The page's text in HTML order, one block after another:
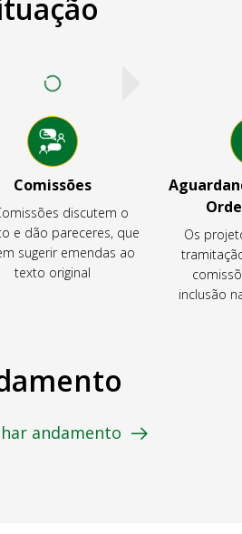
Comissões
discutem o
e dão pareceres, que
sugerir emendas ao
texto original
Os
inclusão
andamento